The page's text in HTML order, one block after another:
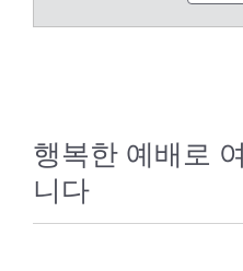
행복한 예배로
니다